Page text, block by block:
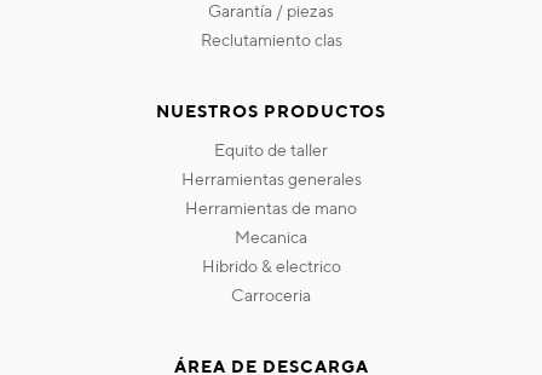
garantía / piezas
reclutamiento clas
NUESTROS PRODUCTOS
equito de taller
herramientas generales
herramientas de mano
mecanica
hibrido & electrico
carroceria
ÁREA DE DESCARGA